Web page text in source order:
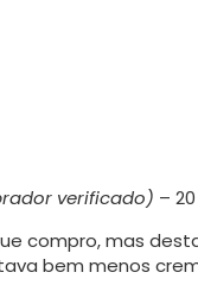
verificado) –
compro, mas
bem menos